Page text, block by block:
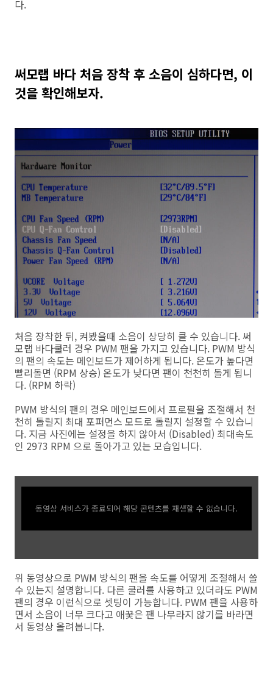
다.
써모랩 바다 처음 장착 후 소음이 심하다면, 이
것을 확인해보자.
처음 장착한 뒤, 켜봤을때 소음이 상당히 클 수 있습니다. 써
모랩 바다쿨러 경우 PWM 팬을 가지고 있습니다. PWM 방식
의 팬의 속도는 메인보드가 제어하게 됩니다. 온도가 높다면
빨리돌면 (RPM 상승) 온도가 낮다면 팬이 천천히 돌게 됩니
다. (RPM 하락)
PWM 방식의 팬의 경우 메인보드에서 프로필을 조절해서 천
천히 돌릴지 최대 포퍼먼스 모드로 돌릴지 설정할 수 있습니
다. 지금 사진에는 설정을 하지 않아서 (Disabled) 최대속도
인 2973 RPM 으로 돌아가고 있는 모습입니다.
동영상 서비스가 종료되어 해당 콘텐츠를 재생할 수 없습니다.
위 동영상으로 PWM 방식의 팬을 속도를 어떻게 조절해서 쓸
수 있는지 설명합니다. 다른 쿨러를 사용하고 있더라도 PWM
팬의 경우 이런식으로 셋팅이 가능합니다. PWM 팬을 사용하
면서 소음이 너무 크다고 애꿎은 팬 나무라지 않기를 바라면
서 동영상 올려봅니다.